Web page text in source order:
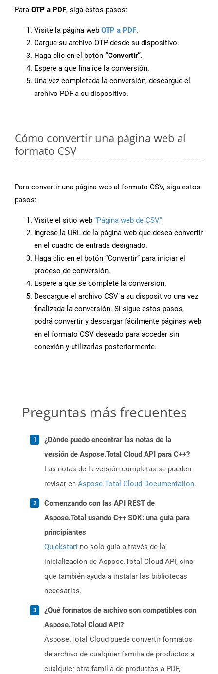
Para OTP a PDF, siga estos pasos:
Visite la página web OTP a PDF.
Cargue su archivo OTP desde su dispositivo.
Haga clic en el botón “Convertir”.
Espere a que finalice la conversión.
Una vez completada la conversión, descargue el
archivo PDF a su dispositivo.
Cómo convertir una página web al
formato CSV
Para convertir una página web al formato CSV, siga estos
pasos:
Visite el sitio web “Página web de CSV”.
Ingrese la URL de la página web que desea convertir
en el cuadro de entrada designado.
Haga clic en el botón “Convertir” para iniciar el
proceso de conversión.
Espere a que se complete la conversión.
Descargue el archivo CSV a su dispositivo una vez
finalizada la conversión. Si sigue estos pasos,
podrá convertir y descargar fácilmente páginas web
en el formato CSV deseado para acceder sin
conexión y utilizarlas posteriormente.
Preguntas más frecuentes
¿Dónde puedo encontrar las notas de la
versión de Aspose.Total Cloud API para C++?
Las notas de la versión completas se pueden
revisar en Aspose.Total Cloud Documentation.
Comenzando con las API REST de
Aspose.Total usando C++ SDK: una guía para
principiantes
Quickstart no solo guía a través de la
inicialización de Aspose.Total Cloud API, sino
que también ayuda a instalar las bibliotecas
necesarias.
¿Qué formatos de archivo son compatibles con
Aspose.Total Cloud API?
Aspose.Total Cloud puede convertir formatos
de archivo de cualquier familia de productos a
cualquier otra familia de productos a PDF,